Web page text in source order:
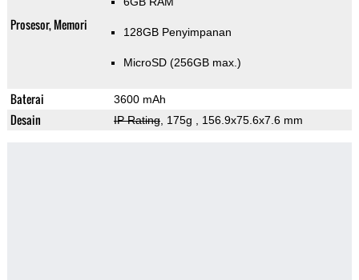
Prosesor, Memori 128GB Penyimpanan
MicroSD (256GB max.)
Baterai 3600 mAh
Desain IP Rating, 175g , 156.9x75.6x7.6 mm